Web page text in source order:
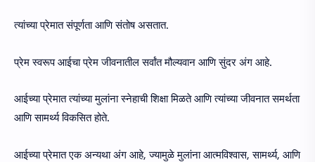
त्यांच्या प्रेमात संपूर्णता आणि संतोष असतात.
प्रेम स्वरूप आईचा प्रेम जीवनातील सर्वांत मौल्यवान आणि सुंदर अंग आहे.
आईच्या प्रेमात त्यांच्या मुलांना स्नेहाची शिक्षा मिळते आणि त्यांच्या जीवनात समर्थता
आणि सामर्थ्य विकसित होते.
आईच्या प्रेमात एक अन्यथा अंग आहे, ज्यामुळे मुलांना आत्मविश्वास, सामर्थ्य, आणि